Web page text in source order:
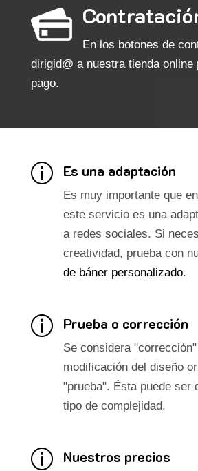
En los botones de
dirigid@ a nuestra tienda online
pago.
p Es una adaptación
Es muy importante que
este servicio es una
a redes sociales. Si
creatividad, prueba con
de báner personalizado.
p Prueba o corrección
Se considera
modificación del diseño
"prueba". Ésta puede ser
tipo de complejidad.
p Nuestros precios